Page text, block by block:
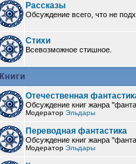
Рассказы
Обсуждение всего, что не
Стихи
Всевозможное стишное.
Книги
Отечественная
Обсуждение книг жанра
Модератор Эльдары
Переводная фантастика
Обсуждение книг жанра
Модератор Эльдары